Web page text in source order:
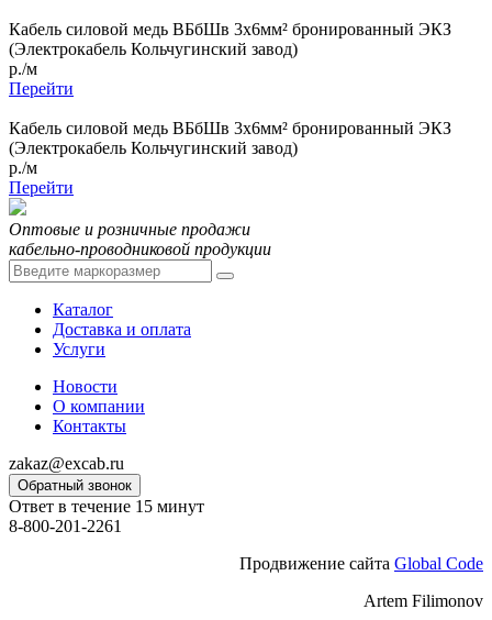
Кабель силовой медь ВБбШв 3x6мм² бронированный ЭКЗ
(Электрокабель Кольчугинский завод)
р./м
Перейти
Кабель силовой медь ВБбШв 3x6мм² бронированный ЭКЗ
(Электрокабель Кольчугинский завод)
р./м
Перейти
Оптовые и розничные продажи
кабельно-проводниковой продукции
Каталог
Доставка и оплата
Услуги
Новости
О компании
Контакты
zakaz@excab.ru
Обратный звонок
Ответ в течение 15 минут
8-800-201-2261
Продвижение сайта Global Code
Artem Filimonov